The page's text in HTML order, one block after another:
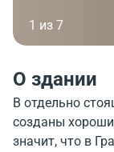
1 из 7
О здании
В отдельно
созданы
значит, что в